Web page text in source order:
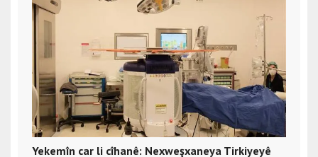
Yekemîn car li cîhanê: Nexweşxaneya Tirkiyeyê